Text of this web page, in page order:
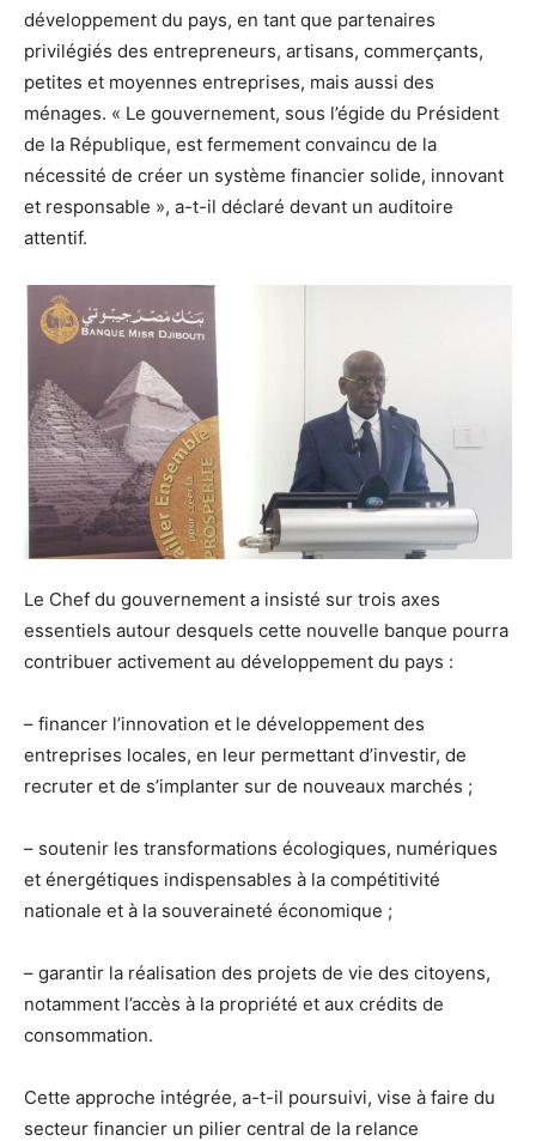
développement du pays, en tant que partenaires
privilégiés des entrepreneurs, artisans, commerçants,
petites et moyennes entreprises, mais aussi des
ménages. « Le gouvernement, sous l’égide du Président
de la République, est fermement convaincu de la
nécessité de créer un système financier solide, innovant
et responsable », a-t-il déclaré devant un auditoire
attentif.
Le Chef du gouvernement a insisté sur trois axes
essentiels autour desquels cette nouvelle banque pourra
contribuer activement au développement du pays :
– financer l’innovation et le développement des
entreprises locales, en leur permettant d’investir, de
recruter et de s’implanter sur de nouveaux marchés ;
– soutenir les transformations écologiques, numériques
et énergétiques indispensables à la compétitivité
nationale et à la souveraineté économique ;
– garantir la réalisation des projets de vie des citoyens,
notamment l’accès à la propriété et aux crédits de
consommation.
Cette approche intégrée, a-t-il poursuivi, vise à faire du
secteur financier un pilier central de la relance